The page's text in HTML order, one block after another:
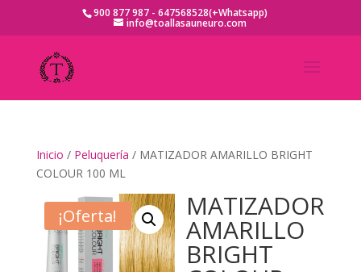
900 877 987 - 647568528(+Whatsapp)
info@toallasauneuro.com
Inicio / Peluquería / MATIZADOR AMARILLO BRIGHT
COLOUR 100 ML
¡Oferta! MATIZADOR
AMARILLO
BRIGHT